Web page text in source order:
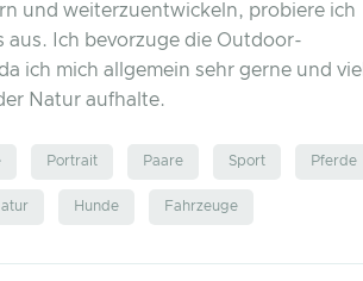
und weiterzuentwickeln, probiere ich
aus. Ich bevorzuge die Outdoor-
ich mich allgemein sehr gerne und viel
Natur aufhalte.
Portrait Paare Sport Pferde
Hunde Fahrzeuge